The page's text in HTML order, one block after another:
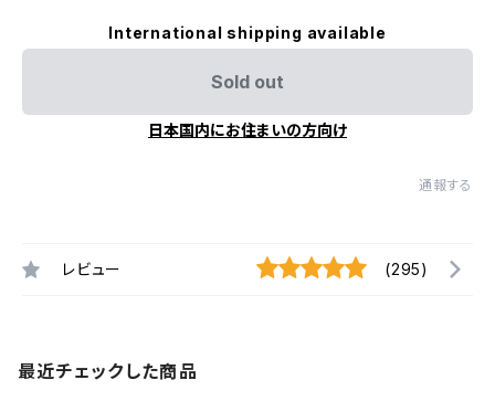
International shipping available
Sold out
日本国内にお住まいの方向け
通報する
レビュー (295)
最近チェックした商品